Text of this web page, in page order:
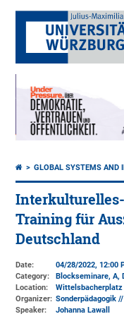
GLOBAL SYSTEMS AND
Training für
Deutschland
Date:
04/28/2022, 12:00
Category:
Blockseminare, A,
Location:
Wittelsbacherplatz
Organizer: Sonderpädagogik
Speaker:
Johanna Lawall